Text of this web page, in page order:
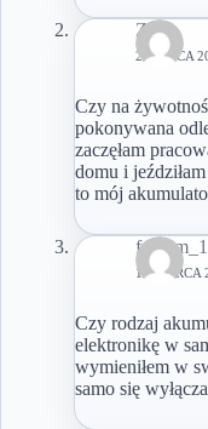
Zofia
2 MARCA
Czy na
pokonywana
zaczęłam
domu i
to mój
18 MARCA
Czy rodzaj
elektronikę w
wymieniłem w
samo się